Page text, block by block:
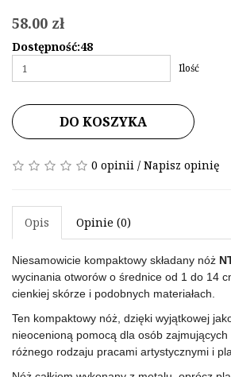
58.00 zł
Dostępność:48
Ilość
DO KOSZYKA
0 opinii / Napisz opinię
Opis Opinie (0)
Niesamowicie kompaktowy składany nóż
wycinania otworów o średnice od 1 do 14
cienkiej skórze i podobnych materiałach.
Ten kompaktowy nóż, dzięki wyjątkowej
nieocenioną pomocą dla osób zajmujących
różnego rodzaju pracami artystycznymi i